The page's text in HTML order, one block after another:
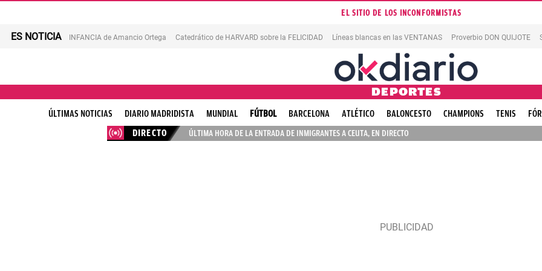
EL SITIO DE LOS INCONFORMISTAS
ES NOTICIA INFANCIA de Amancio Ortega Catedrático de HARVARD sobre la FELICIDAD Líneas blancas en las VENTANAS Proverbio DON QUIJOTE
DEPORTES
ÚLTIMAS NOTICIAS DIARIO MADRIDISTA MUNDIAL FÚTBOL BARCELONA ATLÉTICO BALONCESTO CHAMPIONS TENIS
DIRECTO
ÚLTIMA HORA DE LA ENTRADA DE INMIGRANTES A CEUTA, EN DIRECTO